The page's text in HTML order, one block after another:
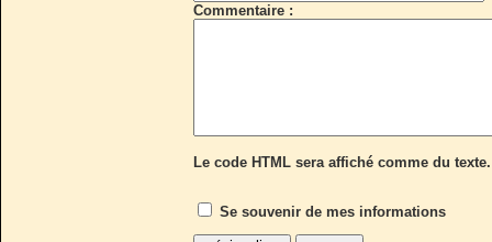
Commentaire :
Le code HTML sera affiché comme du texte.
Se souvenir de mes informations